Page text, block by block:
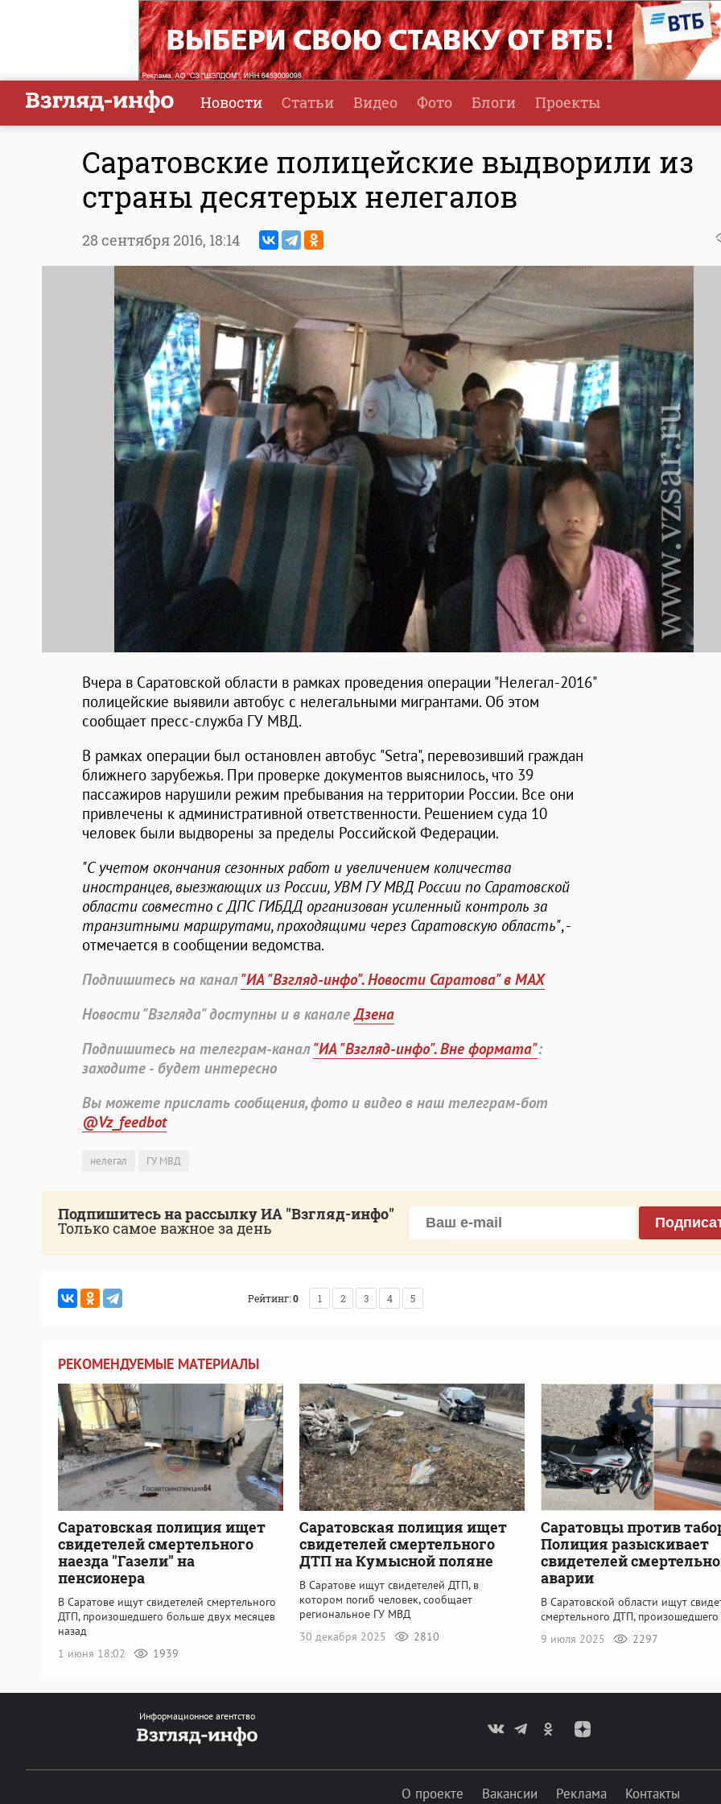
Новости Статьи Видео Фото Блоги Проекты
Саратовские полицейские выдворили из
страны десятерых нелегалов
28 сентября 2016, 18:14
Вчера в Саратовской области в рамках проведения операции "Нелегал-2016"
полицейские выявили автобус с нелегальными мигрантами. Об этом
сообщает пресс-служба ГУ МВД.
В рамках операции был остановлен автобус "Setra", перевозивший граждан
ближнего зарубежья. При проверке документов выяснилось, что 39
пассажиров нарушили режим пребывания на территории России. Все они
привлечены к административной ответственности. Решением суда 10
человек были выдворены за пределы Российской Федерации.
"С учетом окончания сезонных работ и увеличением количества
иностранцев, выезжающих из России, УВМ ГУ МВД России по Саратовской
области совместно с ДПС ГИБДД организован усиленный контроль за
транзитными маршрутами, проходящими через Саратовскую область", -
отмечается в сообщении ведомства.
Подпишитесь на канал"ИА "Взгляд-инфо". Новости Саратова" в MAX
Новости "Взгляда" доступны и в каналеДзена
Подпишитесь на телеграм-канал"ИА "Взгляд-инфо". Вне формата":
заходите - будет интересно
Вы можете прислать сообщения, фото и видео в наш телеграм-бот
@Vz_feedbot
нелегал ГУ МВД
Подпишитесь на рассылку ИА "Взгляд-инфо"
Только самое важное за день
Рейтинг:0 1 2 3 4 5
РЕКОМЕНДУЕМЫЕ МАТЕРИАЛЫ
Саратовская полиция ищет
свидетелей смертельного
наезда "Газели" на
пенсионера
В Саратове ищут свидетелей смертельного
ДТП, произошедшего больше двух месяцев
назад
1 июня 18:02
1939
Саратовская полиция ищет
свидетелей смертельного
ДТП на Кумысной поляне
В Саратове ищут свидетелей ДТП, в
котором погиб человек, сообщает
региональное ГУ МВД
30 декабря 2025
2810
Саратовцы против
Полиция разыскивает
свидетелей
аварии
В Саратовской области ищут
смертельного ДТП,
9 июля 2025
2297
Информационное агентство
О проекте Вакансии Реклама
Контакты